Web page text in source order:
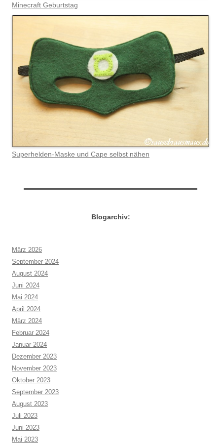
Minecraft Geburtstag
Superhelden-Maske und Cape selbst nähen
Blogarchiv:
März 2026
September 2024
August 2024
Juni 2024
Mai 2024
April 2024
März 2024
Februar 2024
Januar 2024
Dezember 2023
November 2023
Oktober 2023
September 2023
August 2023
Juli 2023
Juni 2023
Mai 2023